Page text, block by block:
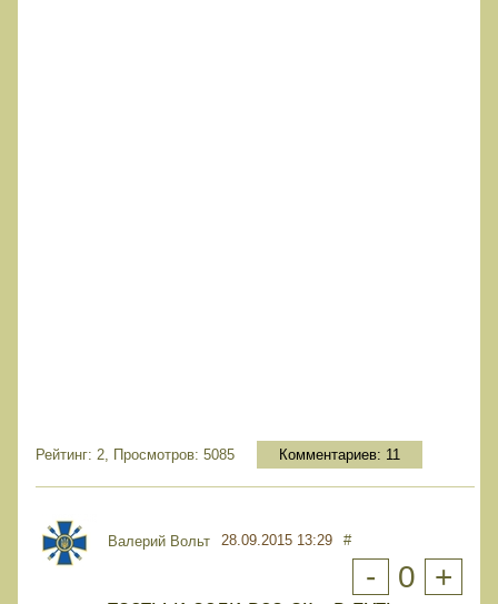
Рейтинг: 2, Просмотров: 5085 Комментариев: 11
Валерий Вольт 28.09.2015 13:29 #
- 0 +